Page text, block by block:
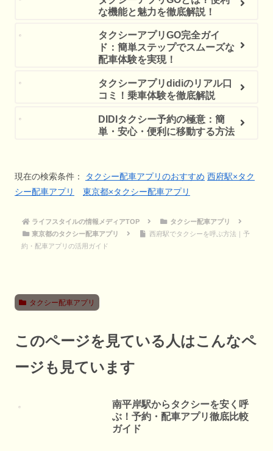
な機能と魅力を徹底解説！
タクシーアプリGO完全ガイ
ド：簡単ステップでスムーズな
配車体験を実現！
タクシーアプリdidiのリアル口
コミ！乗車体験を徹底解説
DIDIタクシー予約の極意：簡
単・安心・便利に移動する方法
現在の検索条件： タクシー配車アプリのおすすめ 西府駅×タク
シー配車アプリ
東京都×タクシー配車アプリ
ライフスタイルの情報メディアTOP
タクシー配車アプリ
東京都のタクシー配車アプリ
西府駅でタクシーを呼ぶ方法｜予
約・配車アプリの活用ガイド
タクシー配車アプリ
このページを見ている人はこんなペ
ージも見ています
南平岸駅からタクシーを安く呼
ぶ！予約・配車アプリ徹底比較
ガイド